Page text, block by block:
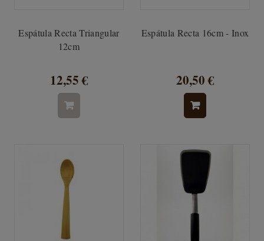
Espátula Recta Triangular
12cm
12,55 €
Espátula Recta 16cm - Inox
20,50 €